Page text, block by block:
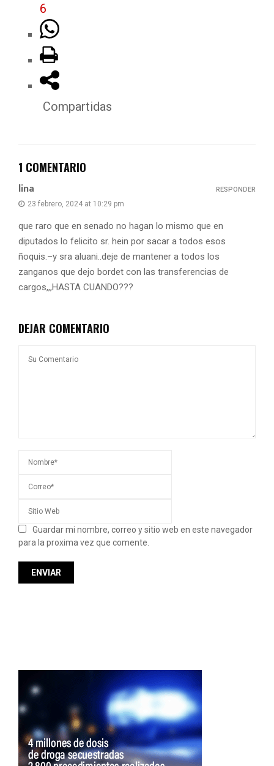
6
Compartidas
1 COMENTARIO
lina
23 febrero, 2024 at 10:29 pm
que raro que en senado no hagan lo mismo que en
diputados lo felicito sr. hein por sacar a todos esos
ñoquis.–y sra aluani..deje de mantener a todos los
zanganos que dejo bordet con las transferencias de
cargos,,,HASTA CUANDO???
RESPONDER
DEJAR COMENTARIO
Guardar mi nombre, correo y sitio web en este navegador
para la proxima vez que comente.